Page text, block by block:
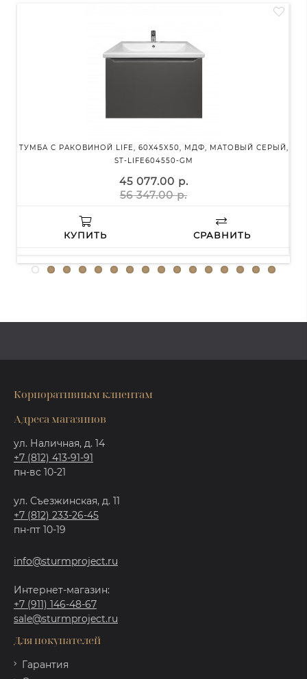
ТУМБА С РАКОВИНОЙ LIFE, 60X45X50, МДФ, МАТОВЫЙ СЕРЫЙ,
ST-LIFE604550-GM
45 077.00 р.
56 347.00 р.
КУПИТЬ СРАВНИТЬ
Корпоративным клиентам
Адреса магазинов
ул. Наличная, д. 14
+7 (812) 413-91-91
пн-вс 10-21
ул. Съезжинская, д. 11
+7 (812) 233-26-45
пн-пт 10-19
info@sturmproject.ru
Интернет-магазин:
+7 (911) 146-48-67
sale@sturmproject.ru
Для покупателей
Гарантия